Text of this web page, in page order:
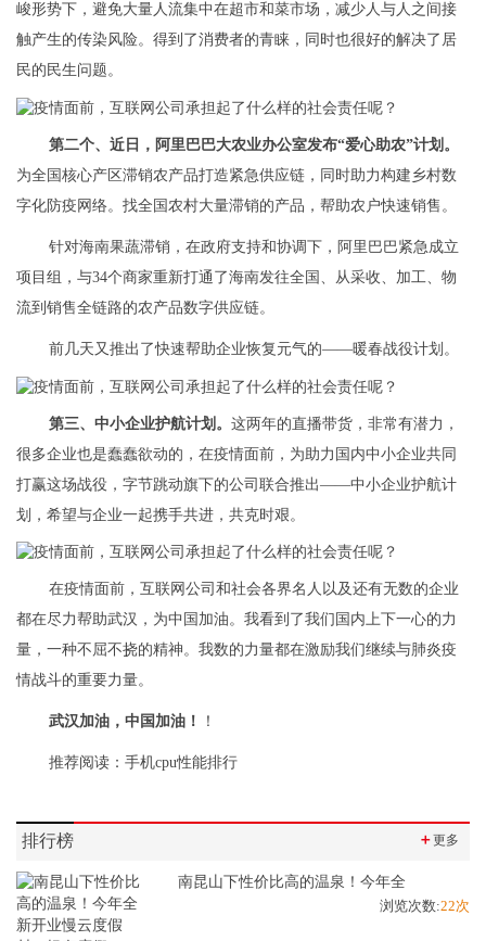
峻形势下，避免大量人流集中在超市和菜市场，减少人与人之间接
触产生的传染风险。得到了消费者的青睐，同时也很好的解决了居
民的民生问题。
第二个、近日，阿里巴巴大农业办公室发布“爱心助农”计划。
为全国核心产区滞销农产品打造紧急供应链，同时助力构建乡村数
字化防疫网络。找全国农村大量滞销的产品，帮助农户快速销售。
针对海南果蔬滞销，在政府支持和协调下，阿里巴巴紧急成立
项目组，与34个商家重新打通了海南发往全国、从采收、加工、物
流到销售全链路的农产品数字供应链。
前几天又推出了快速帮助企业恢复元气的——暖春战役计划。
第三、中小企业护航计划。 这两年的直播带货，非常有潜力，
很多企业也是蠢蠢欲动的，在疫情面前，为助力国内中小企业共同
打赢这场战役，字节跳动旗下的公司联合推出——中小企业护航计
划，希望与企业一起携手共进，共克时艰。
在疫情面前，互联网公司和社会各界名人以及还有无数的企业
都在尽力帮助武汉，为中国加油。我看到了我们国内上下一心的力
量，一种不屈不挠的精神。我数的力量都在激励我们继续与肺炎疫
情战斗的重要力量。
武汉加油，中国加油！ ！
推荐阅读： 手机cpu性能排行
排行榜 ＋更多
南昆山下性价比高的温泉！今年全
浏览次数:22次